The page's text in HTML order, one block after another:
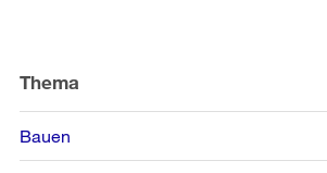
Informationen
Thema
Bauen